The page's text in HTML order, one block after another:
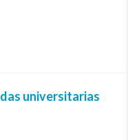
universitarias